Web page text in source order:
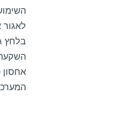
לאגור
בלחץ
אחסון